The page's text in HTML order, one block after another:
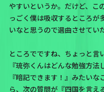
やすいというか。だけど、こ
っごく僕は吸収するところ
いなと思うので選曲させてい
ところでですね、ちょっと言
『琉弥くんはどんな勉強方
『暗記できます！』みたい
ら、次の質問が『四国を言え